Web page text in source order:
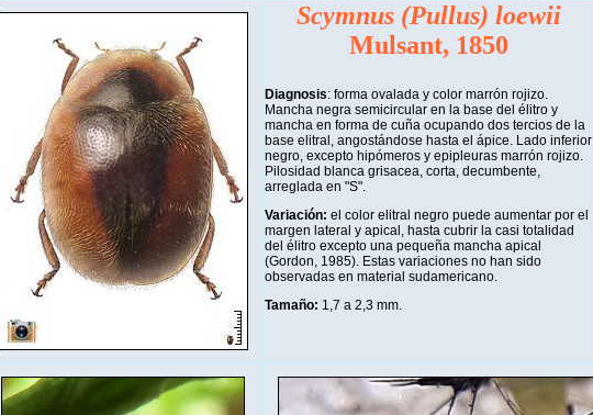
Scymnus (Pullus) loewii
Mulsant, 1850
Diagnosis: forma ovalada y color marrón rojizo.
Mancha negra semicircular en la base del élitro y
mancha en forma de cuña ocupando dos tercios de la
base elitral, angostándose hasta el ápice. Lado inferior
negro, excepto hipómeros y epipleuras marrón rojizo.
Pilosidad blanca grisacea, corta, decumbente,
arreglada en "S".
Variación: el color elitral negro puede aumentar por el
margen lateral y apical, hasta cubrir la casi totalidad
del élitro excepto una pequeña mancha apical
(Gordon, 1985). Estas variaciones no han sido
observadas en material sudamericano.
Tamaño: 1,7 a 2,3 mm.